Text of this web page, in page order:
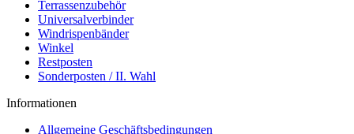
Terrassenzubehör
Universalverbinder
Windrispenbänder
Winkel
Restposten
Sonderposten / II. Wahl
Informationen
Allgemeine Geschäftsbedingungen